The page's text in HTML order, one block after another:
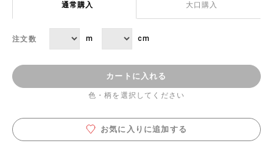
通常購入 大口購入
注文数 m cm
カートに入れる
色・柄を選択してください
お気に入りに追加する